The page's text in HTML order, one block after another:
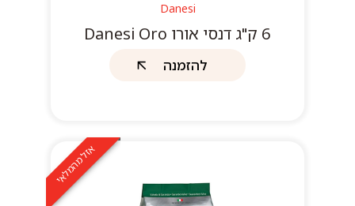
Danesi
6 ק"ג דנסי אורו Danesi Oro
להזמנה
אזל מהמלאי